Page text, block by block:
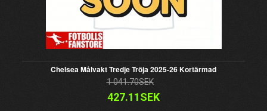
Chelsea Målvakt Tredje Tröja 2025-26 Kortärmad
1 041.70SEK
427.11SEK